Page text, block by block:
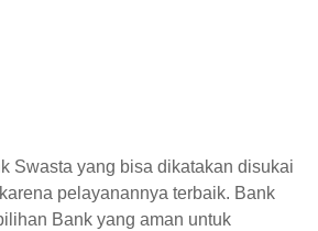
Swasta yang bisa dikatakan disukai
pelayanannya terbaik. Bank
Bank yang aman untuk